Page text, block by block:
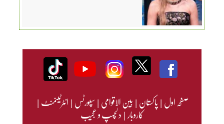
صفحہ اول|پاکستان|بین الاقوامی|سپورٹس|انٹرٹینمنٹ|
کاروبار|دلچسپ و عجیب